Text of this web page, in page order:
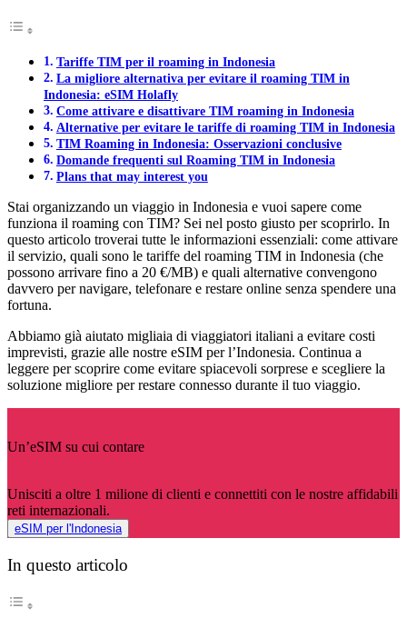
Tariffe TIM per il roaming in Indonesia
La migliore alternativa per evitare il roaming TIM in
Indonesia: eSIM Holafly
Come attivare e disattivare TIM roaming in Indonesia
Alternative per evitare le tariffe di roaming TIM in Indonesia
TIM Roaming in Indonesia: Osservazioni conclusive
Domande frequenti sul Roaming TIM in Indonesia
Plans that may interest you
Stai organizzando un viaggio in Indonesia e vuoi sapere come
funziona il roaming con TIM? Sei nel posto giusto per scoprirlo. In
questo articolo troverai tutte le informazioni essenziali: come attivare
il servizio, quali sono le tariffe del roaming TIM in Indonesia (che
possono arrivare fino a 20 €/MB) e quali alternative convengono
davvero per navigare, telefonare e restare online senza spendere una
fortuna.
Abbiamo già aiutato migliaia di viaggiatori italiani a evitare costi
imprevisti, grazie alle nostre eSIM per l’Indonesia. Continua a
leggere per scoprire come evitare spiacevoli sorprese e scegliere la
soluzione migliore per restare connesso durante il tuo viaggio.
Un’eSIM su cui contare
Unisciti a oltre 1 milione di clienti e connettiti con le nostre affidabili
reti internazionali.
eSIM per l'Indonesia
In questo articolo